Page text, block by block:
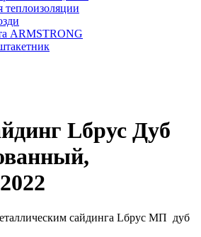
теплоизоляции
ARMSTRONG
Lбрус Дуб
сайдинга Lбрус МП дуб